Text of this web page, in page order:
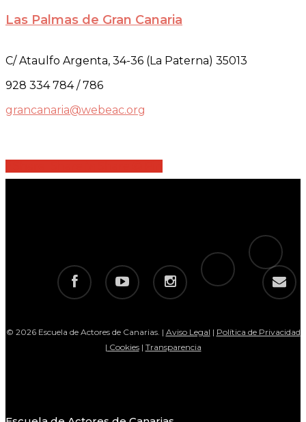
Las Palmas de Gran Canaria
C/ Ataulfo Argenta, 34-36 (La Paterna) 35013
928 334 784 / 786
grancanaria@webeac.org
facebook youtube instagram
telegram
tiktok
email
© 2026 Escuela de Actores de Canarias. | Aviso Legal | Política de Privacidad
| Cookies| Transparencia